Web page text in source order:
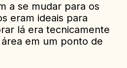
a se mudar para os
eram ideais para
lá era tecnicamente
em um ponto de